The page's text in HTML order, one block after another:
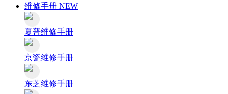
维修手册 NEW
夏普维修手册
京瓷维修手册
东芝维修手册